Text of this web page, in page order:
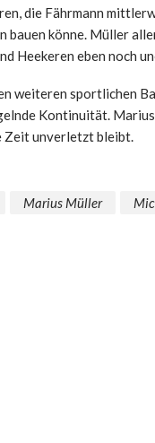
die Fährmann
bauen könne. Müller
Heekeren eben noch
weiteren sportlichen
Kontinuität.
Zeit unverletzt bleibt.
Marius Müller